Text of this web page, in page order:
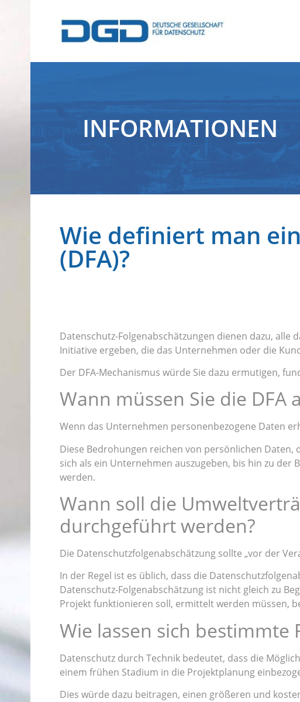
INFORMATIONEN
Wie definiert man
(DFA)?
Datenschutz-Folgenabschätzungen dienen dazu,
Initiative ergeben, die das Unternehmen oder die
Der DFA-Mechanismus würde Sie dazu ermutigen,
Wann müssen Sie die DFA
Wenn das Unternehmen personenbezogene Daten
Diese Bedrohungen reichen von persönlichen
sich als ein Unternehmen auszugeben, bis hin zu
werden.
Wann soll die
durchgeführt werden?
Die Datenschutzfolgenabschätzung sollte „vor der
In der Regel ist es üblich, dass die
Datenschutz-Folgenabschätzung ist nicht gleich zu
Projekt funktionieren soll, ermittelt werden müssen,
Wie lassen sich bestimmte
Datenschutz durch Technik bedeutet, dass die
einem frühen Stadium in die Projektplanung
Dies würde dazu beitragen, einen größeren und